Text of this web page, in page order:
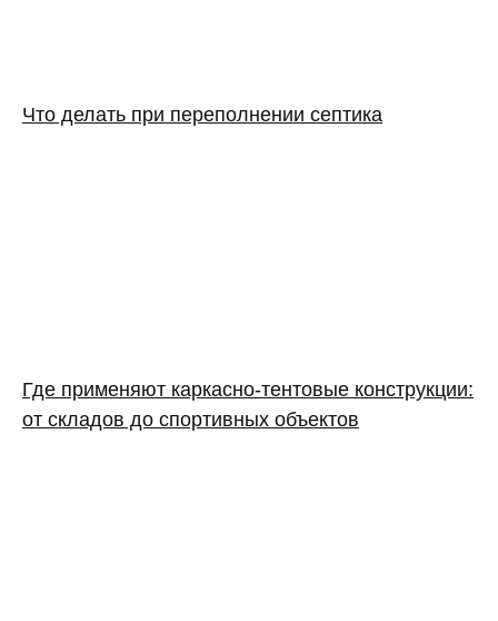
Что делать при переполнении септика
Где применяют каркасно‑тентовые конструкции:
от складов до спортивных объектов